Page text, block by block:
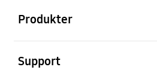
Produkter
Support